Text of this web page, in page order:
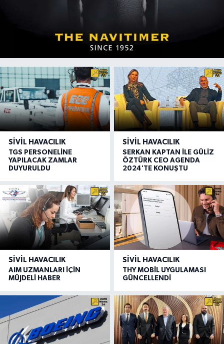
SIVIL HAVACILIK
TGS PERSONELİNE
YAPILACAK ZAMLAR
DUYURULDU
SIVIL HAVACILIK
SERKAN KAPTAN İLE GÜLİZ
ÖZTÜRK CEO AGENDA
2024'TE KONUŞTU
SIVIL HAVACILIK
AIM UZMANLARI İÇİN
MÜJDELİ HABER
SIVIL HAVACILIK
THY MOBİL UYGULAMASI
GÜNCELLENDİ